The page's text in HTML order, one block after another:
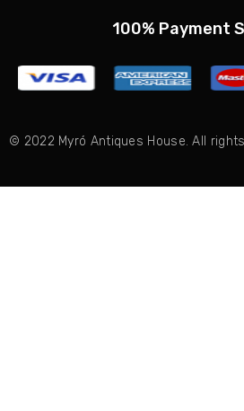
100% Payment
© 2022 Myró Antiques House. All